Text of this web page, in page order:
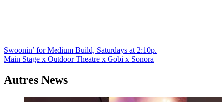
Navigation
de
l’article
Swoonin’ for Medium Build, Saturdays at 2:10p.
Main Stage x Outdoor Theatre x Gobi x Sonora
Autres News